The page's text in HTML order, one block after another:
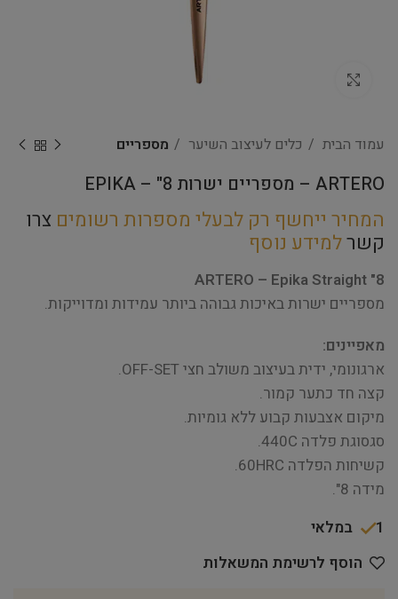
עמוד הבית כלים לעיצוב השיער מספריים
ARTERO – מספריים ישרות 8" – EPIKA
המחיר ייחשף רק לבעלי מספרות רשומים צרו
קשרלמידע נוסף
ARTERO – Epika Straight "8
מספריים ישרות באיכות גבוהה ביותר עמידות ומדוייקות.
מאפיינים:
ארגונומי, ידית בעיצוב משולב חצי OFF-SET.
קצה חד כתער קמור.
מיקום אצבעות קבוע ללא גומיות.
סגסוגת פלדה 440C.
קשיחות הפלדה 60HRC.
מידה 8".
1 במלאי
הוסף לרשימת המשאלות